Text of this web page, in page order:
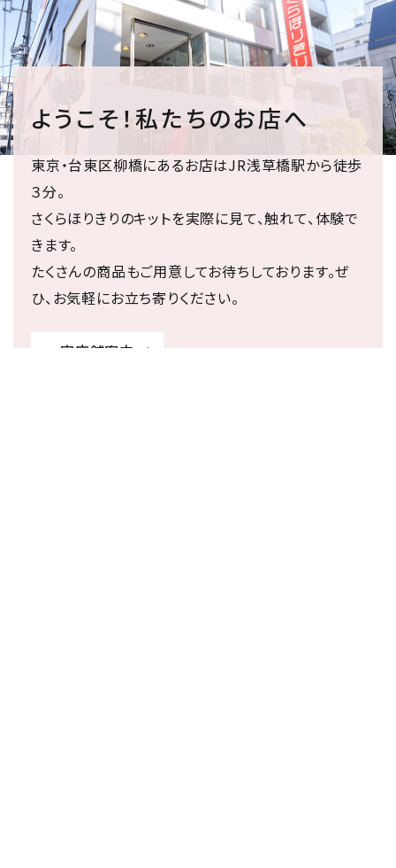
ようこそ！私たちのお店へ
東京・台東区柳橋にあるお店はJR浅草橋駅から徒歩
３分。
さくらほりきりのキットを実際に見て、触れて、体験で
きます。
たくさんの商品もご用意してお待ちしております。ぜ
ひ、お気軽にお立ち寄りください。
実店舗案内